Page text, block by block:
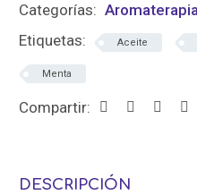
Categorías:
Etiquetas:
Aceite
Menta
Compartir:
DESCRIPCIÓN